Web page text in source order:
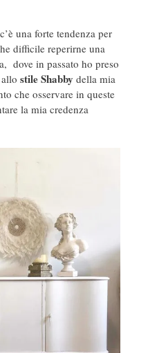
una forte tendenza per
difficile reperirne una
dove in passato ho preso
stile Shabby della mia
che osservare in queste
la mia credenza